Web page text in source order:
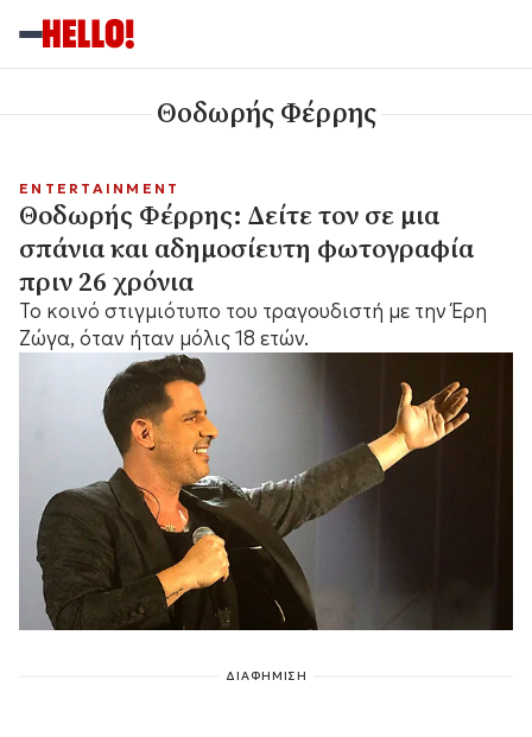
Θοδωρής Φέρρης
ENTERTAINMENT
Θοδωρής Φέρρης: Δείτε τον σε μια
σπάνια και αδημοσίευτη φωτογραφία
πριν 26 χρόνια
Το κοινό στιγμιότυπο του τραγουδιστή με την Έρη
Ζώγα, όταν ήταν μόλις 18 ετών.
ΔΙΑΦΗΜΙΣΗ